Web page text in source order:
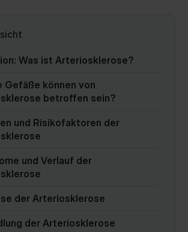
Was ist Arteriosklerose?
Gefäße können von
betroffen sein?
und Risikofaktoren der
und Verlauf der
der Arteriosklerose
der Arteriosklerose